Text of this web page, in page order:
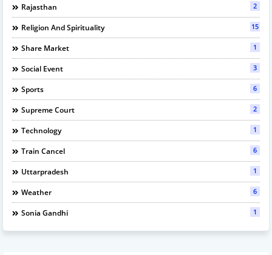
Rajasthan 2
Religion And Spirituality 15
Share Market 1
Social Event 3
Sports 6
Supreme Court 2
Technology 1
Train Cancel 6
Uttarpradesh 1
Weather 6
Sonia Gandhi 1